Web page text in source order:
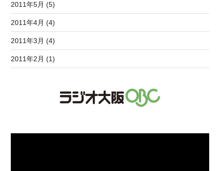
2011年5月 (5)
2011年4月 (4)
2011年3月 (4)
2011年2月 (1)